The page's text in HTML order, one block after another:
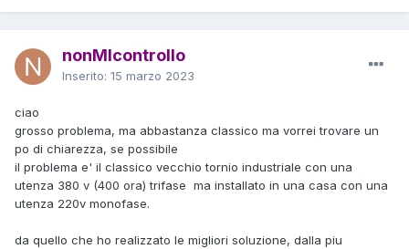
nonMIcontrollo
Inserito: 15 marzo 2023
ciao
grosso problema, ma abbastanza classico ma vorrei trovare un
po di chiarezza, se possibile
il problema e' il classico vecchio tornio industriale con una
utenza 380 v (400 ora) trifase ma installato in una casa con una
utenza 220v monofase.
da quello che ho realizzato le migliori soluzione, dalla piu